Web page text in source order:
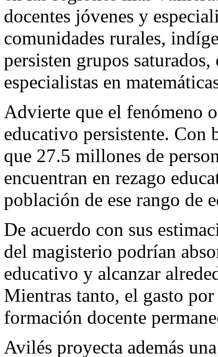
docentes jóvenes y
comunidades rurales,
persisten grupos
especialistas en
Advierte que el fenómeno
educativo persistente. Con
que 27.5 millones de
encuentran en rezago
población de ese rango de
De acuerdo con sus
del magisterio podrían
educativo y alcanzar
Mientras tanto, el gasto
formación docente
Avilés proyecta además